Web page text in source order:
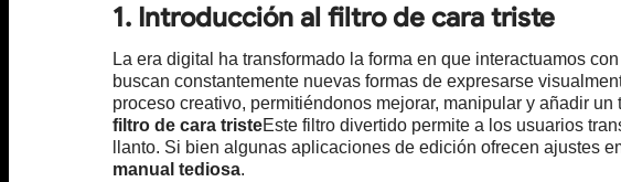
1. Introducción al filtro de cara triste
La era digital ha transformado la forma en que interactuamos
buscan constantemente nuevas formas de expresarse
proceso creativo, permitiéndonos mejorar, manipular y añadir
filtro de cara tristeEste filtro divertido permite a los usuarios
llanto. Si bien algunas aplicaciones de edición ofrecen ajustes
manual tediosa.